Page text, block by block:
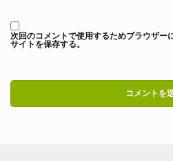
次回のコメントで使用するためブラウザー
サイトを保存する。